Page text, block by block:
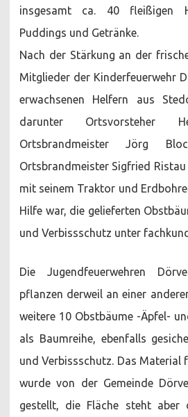
insgesamt ca. 40 fleißigen
Puddings und Getränke.
Nach der Stärkung an der
Mitglieder der Kinderfeuerwehr
erwachsenen Helfern aus
darunter Ortsvorsteher
Ortsbrandmeister Jörg
Ortsbrandmeister Sigfried
mit seinem Traktor und
Hilfe war, die gelieferten
und Verbissschutz unter
Die Jugendfeuerwehren
pflanzen derweil an einer
weitere 10 Obstbäume -Äpfel-
als Baumreihe, ebenfalls
und Verbissschutz. Das Material
wurde von der Gemeinde
gestellt, die Fläche steht aber